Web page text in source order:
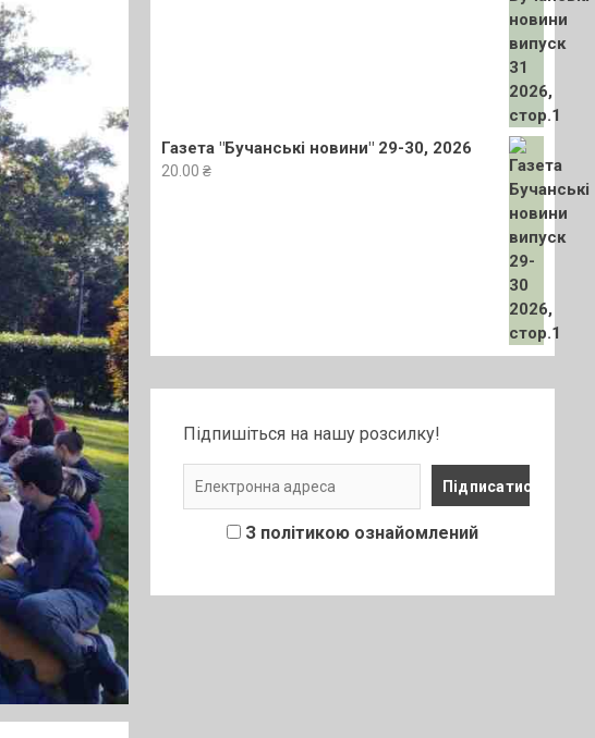
Газета "Бучанські новини" 29-30, 2026
20.00 ₴
Підпишіться на нашу розсилку!
З політикою ознайомлений